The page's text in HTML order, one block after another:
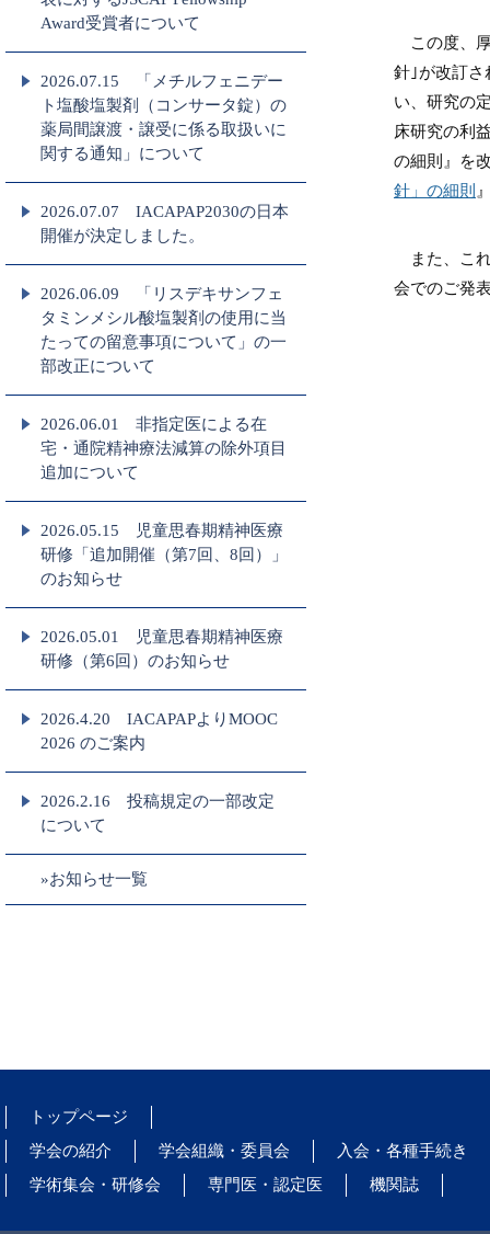
この度、厚
針｣が改訂さ
い、研究の
床研究の利
の細則』を
針」の細則
また、これ
会でのご発
Award受賞者について
2026.07.15 「メチルフェニデー
ト塩酸塩製剤（コンサータ錠）の
薬局間譲渡・譲受に係る取扱いに
関する通知」について
2026.07.07 IACAPAP2030の日本
開催が決定しました。
2026.06.09 「リスデキサンフェ
タミンメシル酸塩製剤の使用に当
たっての留意事項について」の一
部改正について
2026.06.01 非指定医による在
宅・通院精神療法減算の除外項目
追加について
2026.05.15 児童思春期精神医療
研修「追加開催（第7回、8回）」
のお知らせ
2026.05.01 児童思春期精神医療
研修（第6回）のお知らせ
2026.4.20 IACAPAPよりMOOC
2026 のご案内
2026.2.16 投稿規定の一部改定
について
»お知らせ一覧
トップページ
学会の紹介
学会組織・委員会
入会・各種手続き
学術集会・研修会
専門医・認定医 機関誌